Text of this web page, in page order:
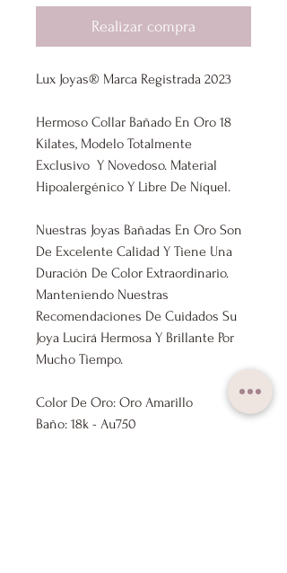
Realizar compra
Lux Joyas® Marca Registrada 2023
Hermoso Collar Bañado En Oro 18
Kilates, Modelo Totalmente
Exclusivo Y Novedoso. Material
Hipoalergénico Y Libre De Níquel.
Nuestras Joyas Bañadas En Oro Son
De Excelente Calidad Y Tiene Una
Duración De Color Extraordinario.
Manteniendo Nuestras
Recomendaciones De Cuidados Su
Joya Lucirá Hermosa Y Brillante Por
Mucho Tiempo.
Color De Oro: Oro Amarillo
Baño: 18k - Au750